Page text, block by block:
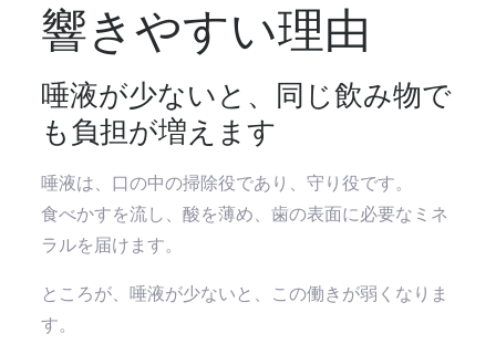
響きやすい理由
唾液が少ないと、同じ飲み物で
も負担が増えます
唾液は、口の中の掃除役であり、守り役です。
食べかすを流し、酸を薄め、歯の表面に必要なミネ
ラルを届けます。
ところが、唾液が少ないと、この働きが弱くなりま
す。